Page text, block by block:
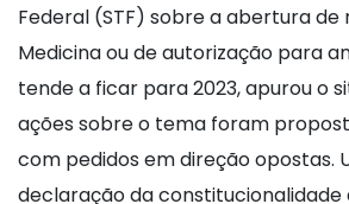
Federal (STF) sobre a abertura de
Medicina ou de autorização para
tende a ficar para 2023, apurou o
ações sobre o tema foram
com pedidos em direção opostas.
declaração da constitucionalidade